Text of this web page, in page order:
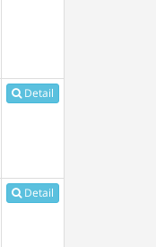
Detail
Detail